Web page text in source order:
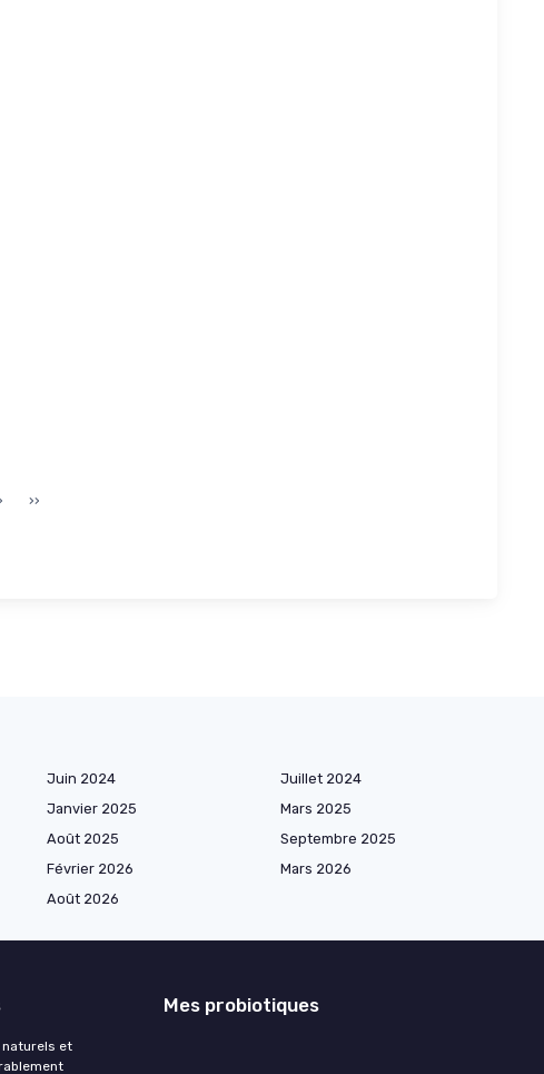
››
Juin 2024
Juillet 2024
Janvier 2025
Mars 2025
Août 2025
Septembre 2025
Février 2026
Mars 2026
Août 2026
naturels et
Mes probiotiques